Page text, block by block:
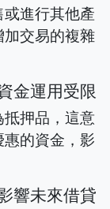
進行其他產
交易的複雜
金運用受限
押品，這意
的資金，影
響未來借貸